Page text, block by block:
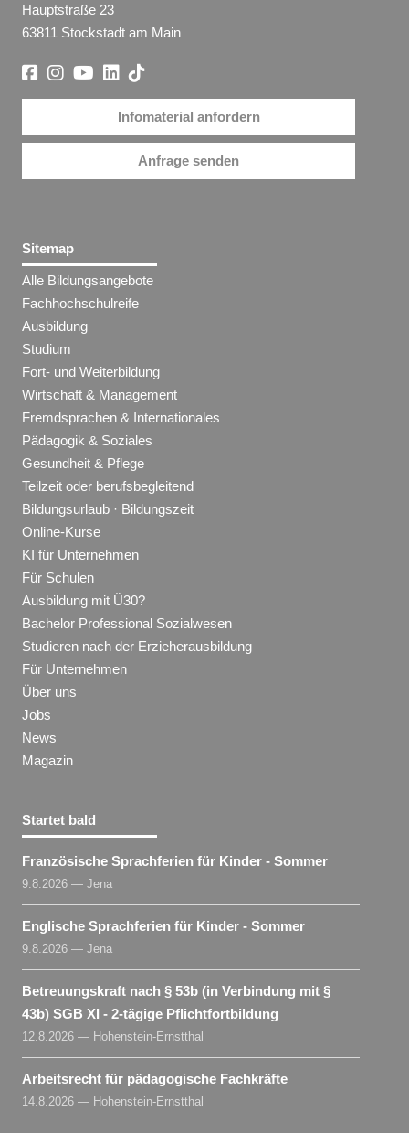
Hauptstraße 23
63811 Stockstadt am Main
Infomaterial anfordern
Anfrage senden
Sitemap
Alle Bildungsangebote
Fachhochschulreife
Ausbildung
Studium
Fort- und Weiterbildung
Wirtschaft & Management
Fremdsprachen & Internationales
Pädagogik & Soziales
Gesundheit & Pflege
Teilzeit oder berufsbegleitend
Bildungsurlaub · Bildungszeit
Online-Kurse
KI für Unternehmen
Für Schulen
Ausbildung mit Ü30?
Bachelor Professional Sozialwesen
Studieren nach der Erzieherausbildung
Für Unternehmen
Über uns
Jobs
News
Magazin
Startet bald
Französische Sprachferien für Kinder - Sommer
9.8.2026 — Jena
Englische Sprachferien für Kinder - Sommer
9.8.2026 — Jena
Betreuungskraft nach § 53b (in Verbindung mit §
43b) SGB XI - 2-tägige Pflichtfortbildung
12.8.2026 — Hohenstein-Ernstthal
Arbeitsrecht für pädagogische Fachkräfte
14.8.2026 — Hohenstein-Ernstthal